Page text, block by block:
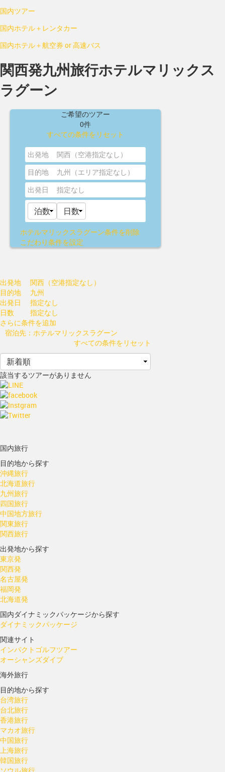
国内ツアー
国内ホテル＋レンタカー
国内ホテル＋航空券 or 高速バス
関西発九州旅行ホテルマリックス
ラグーン
ご希望のツアー
0件
すべての条件をリセット
出発地
関西（空港指定なし）
目的地
九州（エリア指定なし）
出発日
指定なし
ホテルマリックスラグーン条件を削除
こだわり条件を設定
出発地
関西（空港指定なし）
目的地
九州
出発日
指定なし
日数
指定なし
さらに条件を追加
宿泊先：ホテルマリックスラグーン
すべての条件をリセット
該当するツアーがありません
国内旅行
目的地から探す
沖縄旅行
北海道旅行
九州旅行
四国旅行
中国地方旅行
関東旅行
関西旅行
出発地から探す
東京発
関西発
名古屋発
福岡発
北海道発
国内ダイナミックパッケージから探す
ダイナミックパッケージ
関連サイト
インパクトゴルフツアー
オーシャンズダイブ
海外旅行
目的地から探す
台湾旅行
台北旅行
香港旅行
マカオ旅行
中国旅行
上海旅行
韓国旅行